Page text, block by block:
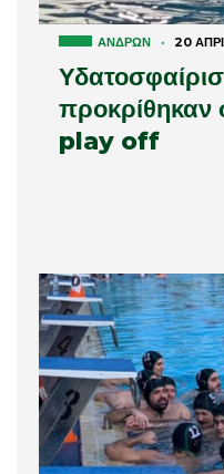
ΑΝΔΡΏΝ · 20
προκρίθηκαν
play off